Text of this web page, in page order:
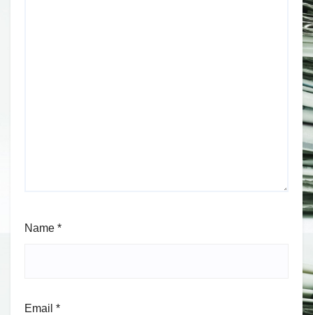
Name *
Email *